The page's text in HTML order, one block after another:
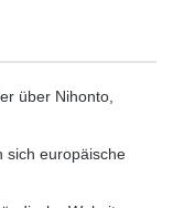
über Nihonto,
sich europäische